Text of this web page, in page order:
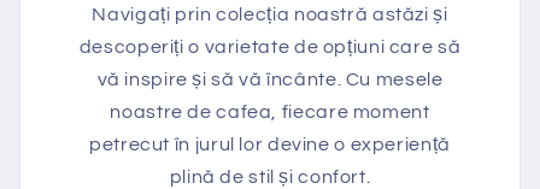
Navigați prin colecția noastră astăzi și
descoperiți o varietate de opțiuni care să
vă inspire și să vă încânte. Cu mesele
noastre de cafea, fiecare moment
petrecut în jurul lor devine o experiență
plină de stil și confort.